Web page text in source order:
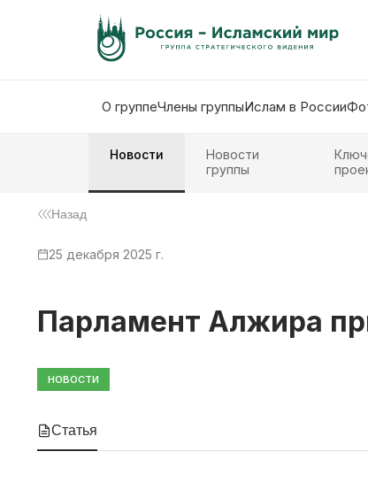
О группеЧлены группыИслам в России
Новости
Новости
группы
Назад
25 декабря 2025 г.
Парламент Алжира
НОВОСТИ
Статья